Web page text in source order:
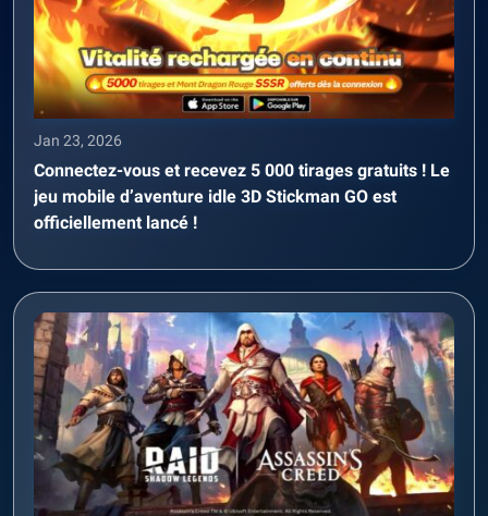
Jan 23, 2026
Connectez-vous et recevez 5 000 tirages gratuits ! Le
jeu mobile d’aventure idle 3D Stickman GO est
officiellement lancé !